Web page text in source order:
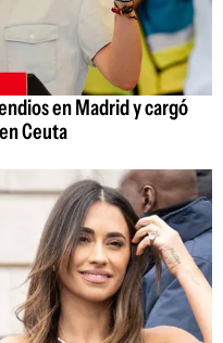
en Madrid y cargó
Ceuta